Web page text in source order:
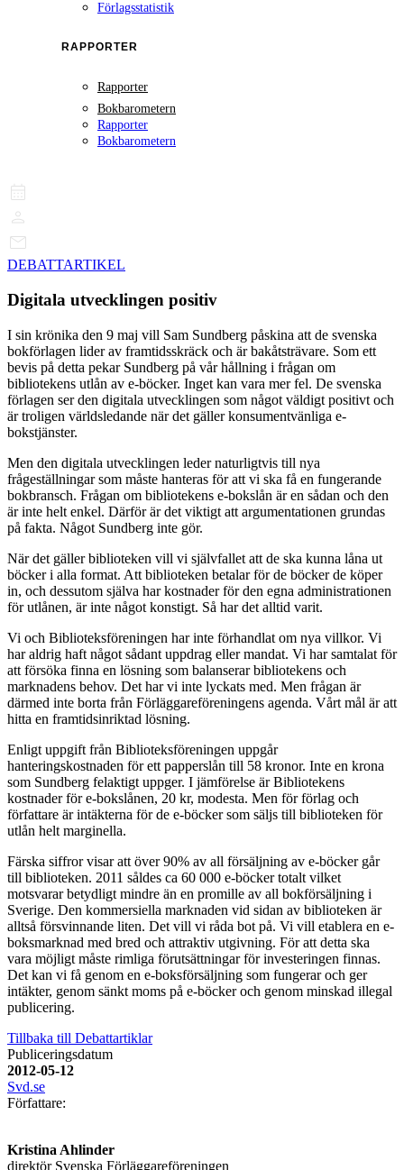
Förlagsstatistik
RAPPORTER
Rapporter
Bokbarometern
Rapporter
Bokbarometern
DEBATTARTIKEL
Digitala utvecklingen positiv
I sin krönika den 9 maj vill Sam Sundberg påskina att de svenska
bokförlagen lider av framtidsskräck och är bakåtsträvare. Som ett
bevis på detta pekar Sundberg på vår hållning i frågan om
bibliotekens utlån av e-böcker. Inget kan vara mer fel. De svenska
förlagen ser den digitala utvecklingen som något väldigt positivt och
är troligen världsledande när det gäller konsumentvänliga e-
bokstjänster.
Men den digitala utvecklingen leder naturligtvis till nya
frågeställningar som måste hanteras för att vi ska få en fungerande
bokbransch. Frågan om bibliotekens e-bokslån är en sådan och den
är inte helt enkel. Därför är det viktigt att argumentationen grundas
på fakta. Något Sundberg inte gör.
När det gäller biblioteken vill vi självfallet att de ska kunna låna ut
böcker i alla format. Att biblioteken betalar för de böcker de köper
in, och dessutom själva har kostnader för den egna administrationen
för utlånen, är inte något konstigt. Så har det alltid varit.
Vi och Biblioteksföreningen har inte förhandlat om nya villkor. Vi
har aldrig haft något sådant uppdrag eller mandat. Vi har samtalat för
att försöka finna en lösning som balanserar bibliotekens och
marknadens behov. Det har vi inte lyckats med. Men frågan är
därmed inte borta från Förläggareföreningens agenda. Vårt mål är att
hitta en framtidsinriktad lösning.
Enligt uppgift från Biblioteksföreningen uppgår
hanteringskostnaden för ett papperslån till 58 kronor. Inte en krona
som Sundberg felaktigt uppger. I jämförelse är Bibliotekens
kostnader för e-bokslånen, 20 kr, modesta. Men för förlag och
författare är intäkterna för de e-böcker som säljs till biblioteken för
utlån helt marginella.
Färska siffror visar att över 90% av all försäljning av e-böcker går
till biblioteken. 2011 såldes ca 60 000 e-böcker totalt vilket
motsvarar betydligt mindre än en promille av all bokförsäljning i
Sverige. Den kommersiella marknaden vid sidan av biblioteken är
alltså försvinnande liten. Det vill vi råda bot på. Vi vill etablera en e-
boksmarknad med bred och attraktiv utgivning. För att detta ska
vara möjligt måste rimliga förutsättningar för investeringen finnas.
Det kan vi få genom en e-boksförsäljning som fungerar och ger
intäkter, genom sänkt moms på e-böcker och genom minskad illegal
publicering.
Tillbaka till Debattartiklar
Publiceringsdatum
2012-05-12
Svd.se
Författare:
Kristina Ahlinder
direktör Svenska Förläggareföreningen